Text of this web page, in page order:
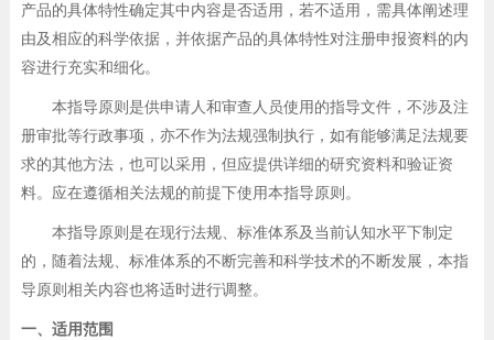
产品的具体特性确定其中内容是否适用，若不适用，需具体阐述理
由及相应的科学依据，并依据产品的具体特性对注册申报资料的内
容进行充实和细化。
本指导原则是供申请人和审查人员使用的指导文件，不涉及注
册审批等行政事项，亦不作为法规强制执行，如有能够满足法规要
求的其他方法，也可以采用，但应提供详细的研究资料和验证资
料。应在遵循相关法规的前提下使用本指导原则。
本指导原则是在现行法规、标准体系及当前认知水平下制定
的，随着法规、标准体系的不断完善和科学技术的不断发展，本指
导原则相关内容也将适时进行调整。
一、适用范围